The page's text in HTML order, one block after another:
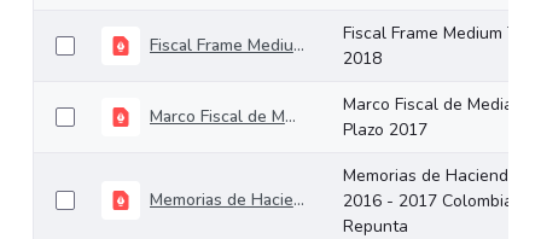
Fiscal Frame Medium Term 2018
Fiscal Frame Medium
2018
Marco Fiscal de Mediano Plazo 2017
Marco Fiscal de Mediano
Plazo 2017
Memorias de Hacienda 2016 - 2017 Colombia Repunta
Memorias de Hacienda
2016 - 2017 Colombia
Repunta